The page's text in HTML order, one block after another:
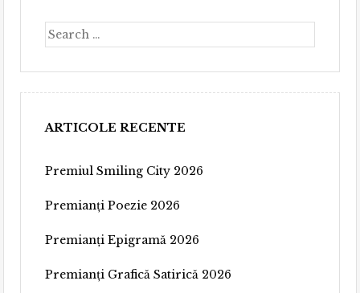
Search
ARTICOLE RECENTE
Premiul Smiling City 2026
Premianți Poezie 2026
Premianți Epigramă 2026
Premianți Grafică Satirică 2026